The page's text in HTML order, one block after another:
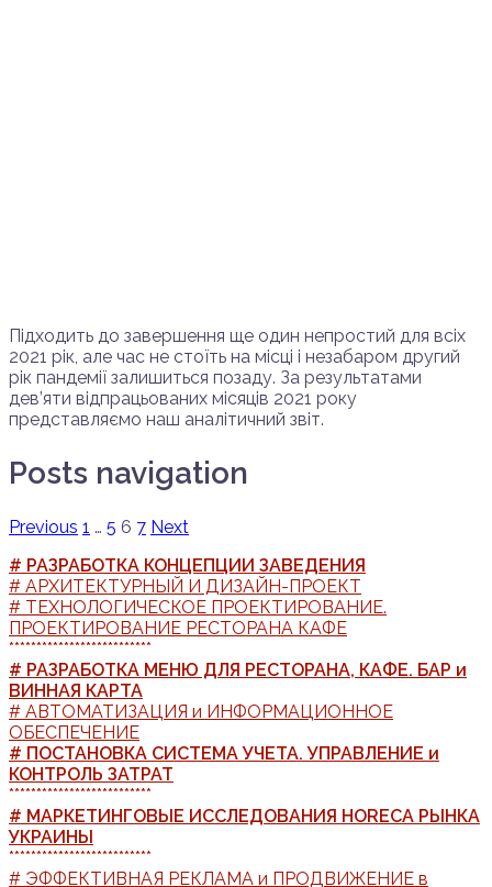
Підходить до завершення ще один непростий для всіх
2021 рік, але час не стоїть на місці і незабаром другий
рік пандемії залишиться позаду. За результатами
дев’яти відпрацьованих місяців 2021 року
представляємо наш аналітичний звіт.
Posts navigation
Previous 1 … 5 6 7 Next
# РАЗРАБОТКА КОНЦЕПЦИИ ЗАВЕДЕНИЯ
# АРХИТЕКТУРНЫЙ И ДИЗАЙН-ПРОЕКТ
# ТЕХНОЛОГИЧЕСКОЕ ПРОЕКТИРОВАНИЕ.
ПРОЕКТИРОВАНИЕ РЕСТОРАНА КАФЕ
**************************
# РАЗРАБОТКА МЕНЮ ДЛЯ РЕСТОРАНА, КАФЕ. БАР и
ВИННАЯ КАРТА
# АВТОМАТИЗАЦИЯ и ИНФОРМАЦИОННОЕ
ОБЕСПЕЧЕНИЕ
# ПОСТАНОВКА СИСТЕМА УЧЕТА. УПРАВЛЕНИЕ и
КОНТРОЛЬ ЗАТРАТ
**************************
# МАРКЕТИНГОВЫЕ ИССЛЕДОВАНИЯ HORECA РЫНКА
УКРАИНЫ
**************************
# ЭФФЕКТИВНАЯ РЕКЛАМА и ПРОДВИЖЕНИЕ в